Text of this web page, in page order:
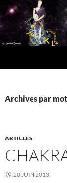
Aller
au
contenu
Archives par
ARTICLES
20 JUIN 2013